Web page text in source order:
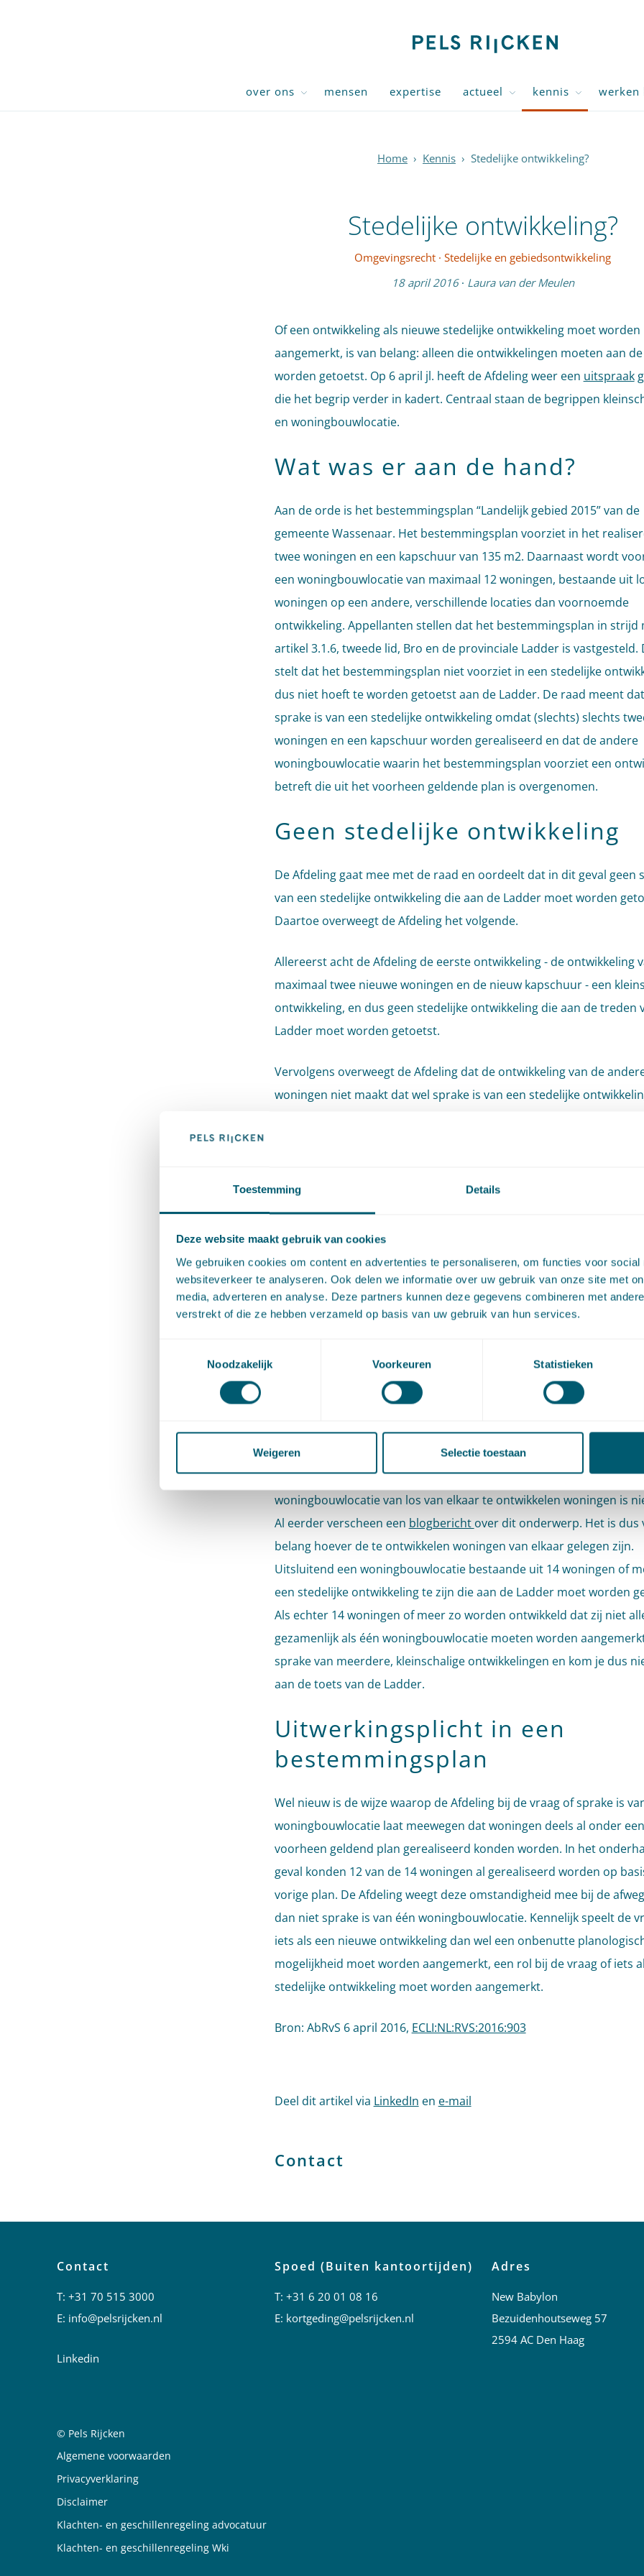
Toestemming Details
Deze website maakt gebruik van cookies
We gebruiken cookies om content en advertenties te personaliseren, om functies voor social
websiteverkeer te analyseren. Ook delen we informatie over uw gebruik van onze site met
media, adverteren en analyse. Deze partners kunnen deze gegevens combineren met
verstrekt of die ze hebben verzameld op basis van uw gebruik van hun services.
Noodzakelijk
Voorkeuren Statistieken
Weigeren Selectie toestaan
over ons mensen expertise actueel kennis werken
Home › Kennis › Stedelijke ontwikkeling?
Stedelijke ontwikkeling?
Omgevingsrecht · Stedelijke en gebiedsontwikkeling
18 april 2016 · Laura van der Meulen
Of een ontwikkeling als nieuwe stedelijke ontwikkeling moet worden
aangemerkt, is van belang: alleen die ontwikkelingen moeten aan
worden getoetst. Op 6 april jl. heeft de Afdeling weer een uitspraak
die het begrip verder in kadert. Centraal staan de begrippen
en woningbouwlocatie.
Wat was er aan de hand?
Aan de orde is het bestemmingsplan “Landelijk gebied 2015” van de
gemeente Wassenaar. Het bestemmingsplan voorziet in het
twee woningen en een kapschuur van 135 m2. Daarnaast wordt
een woningbouwlocatie van maximaal 12 woningen, bestaande uit
woningen op een andere, verschillende locaties dan voornoemde
ontwikkeling. Appellanten stellen dat het bestemmingsplan in strijd
artikel 3.1.6, tweede lid, Bro en de provinciale Ladder is vastgesteld.
stelt dat het bestemmingsplan niet voorziet in een stedelijke
dus niet hoeft te worden getoetst aan de Ladder. De raad meent
sprake is van een stedelijke ontwikkeling omdat (slechts) slechts
woningen en een kapschuur worden gerealiseerd en dat de andere
woningbouwlocatie waarin het bestemmingsplan voorziet een
betreft die uit het voorheen geldende plan is overgenomen.
Geen stedelijke ontwikkeling
De Afdeling gaat mee met de raad en oordeelt dat in dit geval geen
van een stedelijke ontwikkeling die aan de Ladder moet worden
Daartoe overweegt de Afdeling het volgende.
Allereerst acht de Afdeling de eerste ontwikkeling - de ontwikkeling
maximaal twee nieuwe woningen en de nieuw kapschuur - een
ontwikkeling, en dus geen stedelijke ontwikkeling die aan de treden
Ladder moet worden getoetst.
Vervolgens overweegt de Afdeling dat de ontwikkeling van de
woningen niet maakt dat wel sprake is van een stedelijke
overweegt de Afdeling dat het voorheen geldende bestemmingsplan
voorzag in een uitwerkingsplicht voor de bouw van nieuwe woningen
deze locaties. Die uitwerkingsplicht wordt nu overgenomen in het
voorliggende bestemmingsplan. Ten tweede acht de Afdeling
deze woningen worden ontwikkeld op locaties verspreid over het
buitengebied van de gemeente Wassenaar. Vanwege de onderlinge
tussen de verschillende locaties, kunnen deze locaties niet
Geen stedelijke ontwikkeling dus.
Woningbouwlocatie
De overweging van de Afdeling over het al dan niet aanmerken als
woningbouwlocatie van los van elkaar te ontwikkelen woningen is
Al eerder verscheen een blogberichtover dit onderwerp. Het is dus
belang hoever de te ontwikkelen woningen van elkaar gelegen zijn.
Uitsluitend een woningbouwlocatie bestaande uit 14 woningen of
een stedelijke ontwikkeling te zijn die aan de Ladder moet worden
Als echter 14 woningen of meer zo worden ontwikkeld dat zij niet
gezamenlijk als één woningbouwlocatie moeten worden
sprake van meerdere, kleinschalige ontwikkelingen en kom je dus
aan de toets van de Ladder.
Uitwerkingsplicht in een
bestemmingsplan
Wel nieuw is de wijze waarop de Afdeling bij de vraag of sprake is
woningbouwlocatie laat meewegen dat woningen deels al onder een
voorheen geldend plan gerealiseerd konden worden. In het
geval konden 12 van de 14 woningen al gerealiseerd worden op
vorige plan. De Afdeling weegt deze omstandigheid mee bij de
dan niet sprake is van één woningbouwlocatie. Kennelijk speelt de
iets als een nieuwe ontwikkeling dan wel een onbenutte
mogelijkheid moet worden aangemerkt, een rol bij de vraag of iets
stedelijke ontwikkeling moet worden aangemerkt.
Bron: AbRvS 6 april 2016, ECLI:NL:RVS:2016:903
Deel dit artikel via LinkedIn en e-mail
Contact
Contact
T:+31 70 515 3000
E: info@pelsrijcken.nl
Linkedin
Spoed (Buiten kantoortijden)
T: +31 6 20 01 08 16
E: kortgeding@pelsrijcken.nl
Adres
New Babylon
Bezuidenhoutseweg 57
2594 AC Den Haag
Juridische informatie
© Pels Rijcken
Algemene voorwaarden
Privacyverklaring
Disclaimer
Klachten- en geschillenregeling advocatuur
Klachten- en geschillenregeling Wki